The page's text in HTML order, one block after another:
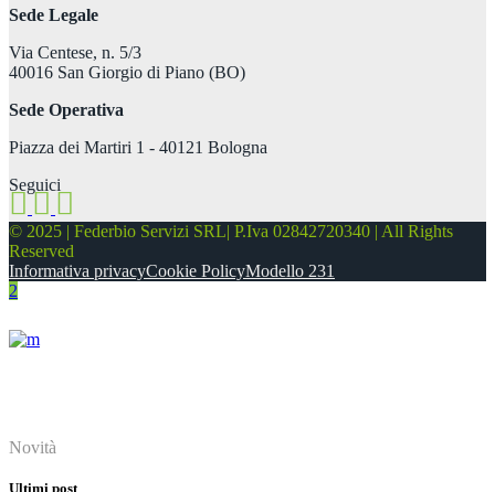
Sede Legale
Via Centese, n. 5/3
40016 San Giorgio di Piano (BO)
Sede Operativa
Piazza dei Martiri 1 - 40121 Bologna
Seguici
© 2025 | Federbio Servizi SRL| P.Iva 02842720340 | All Rights
Reserved
Informativa privacyCookie PolicyModello 231
Novità
Ultimi post